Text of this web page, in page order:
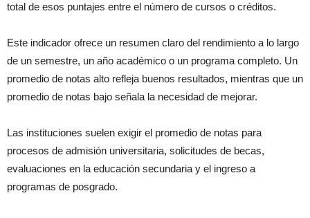
total de esos puntajes entre el número de cursos o créditos.
Este indicador ofrece un resumen claro del rendimiento a lo largo
de un semestre, un año académico o un programa completo. Un
promedio de notas alto refleja buenos resultados, mientras que un
promedio de notas bajo señala la necesidad de mejorar.
Las instituciones suelen exigir el promedio de notas para
procesos de admisión universitaria, solicitudes de becas,
evaluaciones en la educación secundaria y el ingreso a
programas de posgrado.